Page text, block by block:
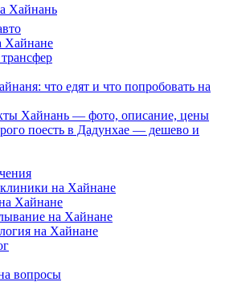
Хайнань
Хайнане
трансфер
что едят и что попробовать на
Хайнань — фото, описание, цены
поесть в Дадунхае — дешево и
на Хайнане
Хайнане
на Хайнане
на Хайнане
вопросы